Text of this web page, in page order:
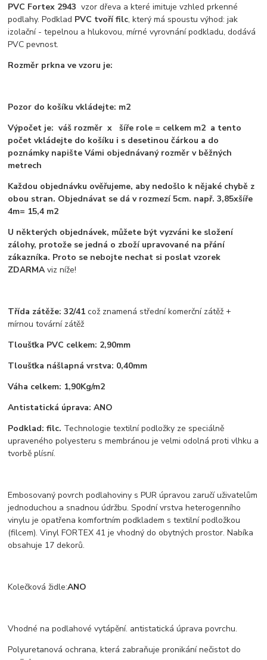
PVC Fortex 2943 vzor dřeva a které imituje vzhled prkenné
podlahy. Podklad PVC tvoří filc, který má spoustu výhod: jak
izolační - tepelnou a hlukovou, mírné vyrovnání podkladu, dodává
PVC pevnost.
Rozměr prkna ve vzoru je:
Pozor do košíku vkládejte: m2
Výpočet je: váš rozměr x šíře role = celkem m2 a tento
počet vkládejte do košíku i s desetinou čárkou a do
poznámky napište Vámi objednávaný rozměr v běžných
metrech
Každou objednávku ověřujeme, aby nedošlo k nějaké chybě z
obou stran. Objednávat se dá v rozmezí 5cm. např. 3,85xšíře
4m= 15,4 m2
U některých objednávek, můžete být vyzváni ke složení
zálohy, protože se jedná o zboží upravované na přání
zákazníka. Proto se nebojte nechat si poslat vzorek
ZDARMAviz níže!
Třída zátěže: 32/41 což znamená střední komerční zátěž +
mírnou tovární zátěž
Tloušťka PVC celkem: 2,90mm
Tloušťka nášlapná vrstva: 0,40mm
Váha celkem: 1,90Kg/m2
Antistatická úprava: ANO
Podklad: filc. Technologie textilní podložky ze speciálně
upraveného polyesteru s membránou je velmi odolná proti vlhku a
tvorbě plísní.
Embosovaný povrch podlahoviny s PUR úpravou zaručí uživatelům
jednoduchou a snadnou údržbu. Spodní vrstva heterogenního
vinylu je opatřena komfortním podkladem s textilní podložkou
(filcem). Vinyl FORTEX 41 je vhodný do obytných prostor. Nabíka
obsahuje 17 dekorů.
Kolečková židle:ANO
Vhodné na podlahové vytápění. antistatická úprava povrchu.
Polyuretanová ochrana, která zabraňuje pronikání nečistot do